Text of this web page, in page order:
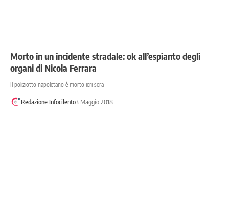
Morto in un incidente stradale: ok all’espianto degli
organi di Nicola Ferrara
Il poliziotto napoletano è morto ieri sera
Redazione Infocilento3 Maggio 2018